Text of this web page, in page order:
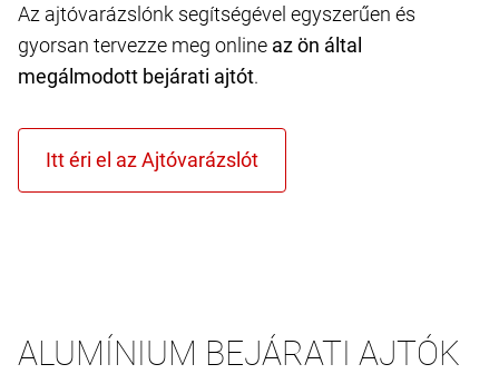
Az ajtóvarázslónk segítségével egyszerűen és
gyorsan tervezze meg online az ön által
megálmodott bejárati ajtót.
ALUMÍNIUM BEJÁRATI AJTÓK